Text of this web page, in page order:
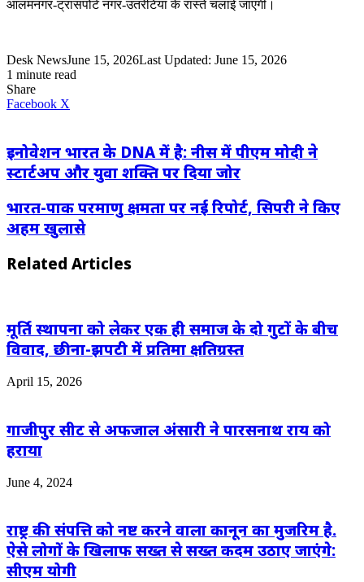
आलमनगर-ट्रांसपोर्ट नगर-उतरेटिया के रास्ते चलाई जाएगी।
Desk NewsJune 15, 2026Last Updated: June 15, 2026
1 minute read
Share
Facebook X
इनोवेशन भारत के DNA में है: नीस में पीएम मोदी ने
स्टार्टअप और युवा शक्ति पर दिया जोर
भारत-पाक परमाणु क्षमता पर नई रिपोर्ट, सिपरी ने किए
अहम खुलासे
Related Articles
मूर्ति स्थापना को लेकर एक ही समाज के दो गुटों के बीच
विवाद, छीना-झपटी में प्रतिमा क्षतिग्रस्त
April 15, 2026
गाजीपुर सीट से अफजाल अंसारी ने पारसनाथ राय को
हराया
June 4, 2024
राष्ट्र की संपत्ति को नष्ट करने वाला कानून का मुजरिम है.
ऐसे लोगों के खिलाफ सख्त से सख्त कदम उठाए जाएंगे:
सीएम योगी